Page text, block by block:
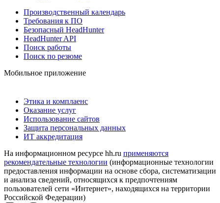
Производственный календарь
Требования к ПО
Безопасный HeadHunter
HeadHunter API
Поиск работы
Поиск по резюме
Мобильное приложение
Этика и комплаенс
Оказание услуг
Использование сайтов
Защита персональных данных
ИТ аккредитация
На информационном ресурсе hh.ru применяются
рекомендательные технологии (информационные технологии
предоставления информации на основе сбора, систематизации
и анализа сведений, относящихся к предпочтениям
пользователей сети «Интернет», находящихся на территории
Российской Федерации)